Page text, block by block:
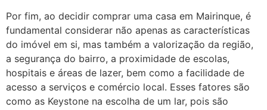
Por fim, ao decidir comprar uma casa em Mairinque, é
fundamental considerar não apenas as características
do imóvel em si, mas também a valorização da região,
a segurança do bairro, a proximidade de escolas,
hospitais e áreas de lazer, bem como a facilidade de
acesso a serviços e comércio local. Esses fatores são
como as Keystone na escolha de um lar, pois são